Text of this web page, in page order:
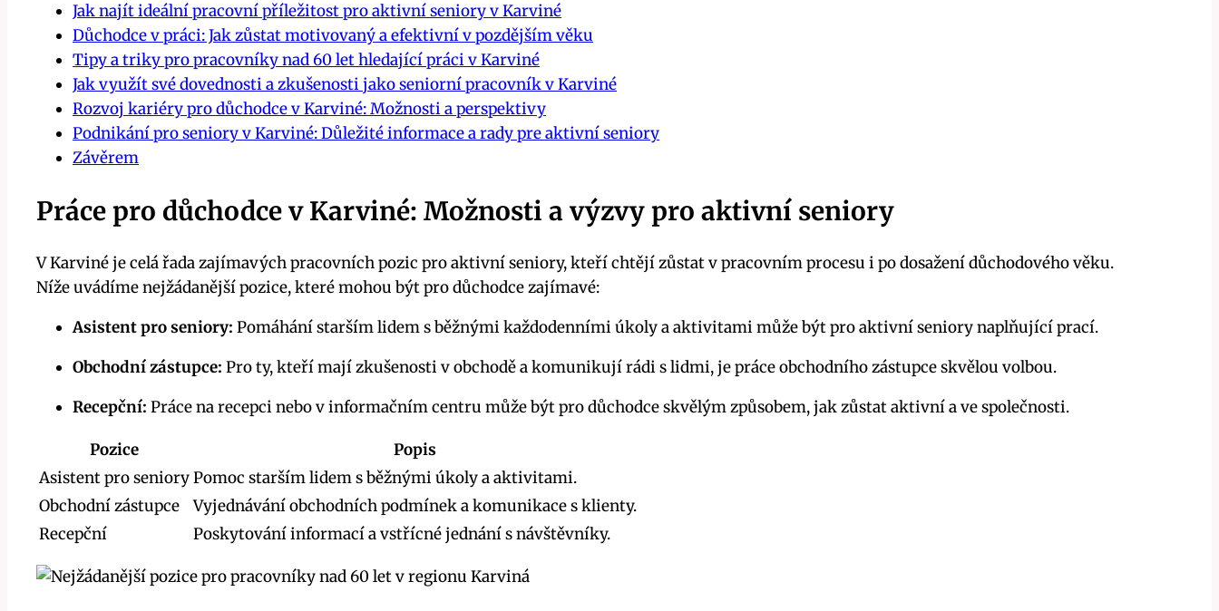
Jak najít ideální pracovní příležitost pro aktivní seniory v Karviné
Důchodce v práci: Jak zůstat motivovaný a efektivní v pozdějším věku
Tipy a triky pro pracovníky nad 60 let hledající práci v Karviné
Jak využít své dovednosti a zkušenosti jako seniorní pracovník v Karviné
Rozvoj kariéry pro důchodce v Karviné: Možnosti a perspektivy
Podnikání pro seniory v Karviné: Důležité informace a rady pre aktivní seniory
Závěrem
Práce pro důchodce v Karviné: Možnosti a výzvy pro aktivní seniory
V Karviné je celá řada zajímavých pracovních pozic pro aktivní seniory, kteří chtějí zůstat v pracovním procesu i po dosažení důchodového věku.
Níže uvádíme nejžádanější pozice, které mohou být pro důchodce zajímavé:
Asistent pro seniory: Pomáhání starším lidem s běžnými každodenními úkoly a aktivitami může být pro aktivní seniory naplňující prací.
Obchodní zástupce: Pro ty, kteří mají zkušenosti v obchodě a komunikují rádi s lidmi, je práce obchodního zástupce skvělou volbou.
Recepční: Práce na recepci nebo v informačním centru může být pro důchodce skvělým způsobem, jak zůstat aktivní a ve společnosti.
Pozice
Popis
Asistent pro senioryPomoc starším lidem s běžnými úkoly a aktivitami.
Obchodní zástupce
Vyjednávání obchodních podmínek a komunikace s klienty.
Recepční
Poskytování informací a vstřícné jednání s návštěvníky.